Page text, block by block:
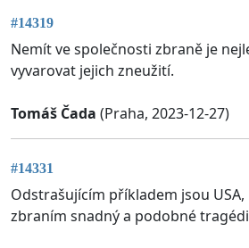
#14319
Nemít ve společnosti zbraně je
vyvarovat jejich zneužití.
Tomáš Čada (Praha, 2023-12-27)
#14331
Odstrašujícím příkladem jsou
zbraním snadný a podobné